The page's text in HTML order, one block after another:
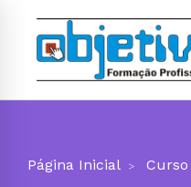
Página Inicial Curso